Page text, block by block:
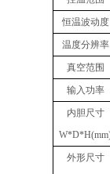
恒温波动度
温度分辨率
真空范围
输入功率
内胆尺寸
W*D*
外形尺寸